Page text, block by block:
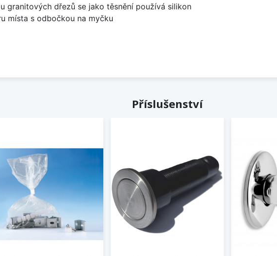
granitových dřezů se jako těsnění používá silikon
místa s odbočkou na myčku
Příslušenství